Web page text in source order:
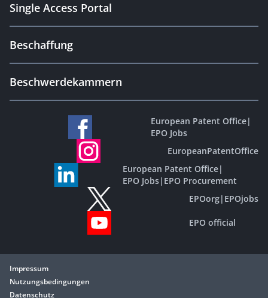
Single Access Portal
Beschaffung
Beschwerdekammern
European Patent Office|
EPO Jobs
EuropeanPatentOffice
European Patent Office|
EPO Jobs| EPO Procurement
EPOorg| EPOjobs
EPO official
Impressum
Nutzungsbedingungen
Datenschutz